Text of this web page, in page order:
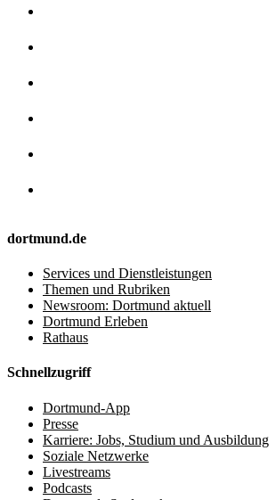
dortmund.de
Services und Dienstleistungen
Themen und Rubriken
Newsroom: Dortmund aktuell
Dortmund Erleben
Rathaus
Schnellzugriff
Dortmund-App
Presse
Karriere: Jobs, Studium und Ausbildung
Soziale Netzwerke
Livestreams
Podcasts